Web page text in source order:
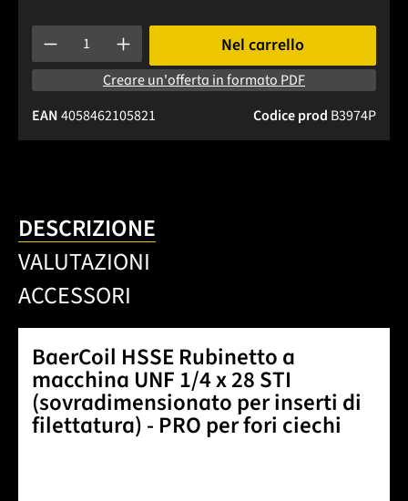
Quantità del prodotto: inserisci la quantità desiderata o
Nel carrello
Creare un'offerta in formato PDF
Codice prod B3974P
EAN4058462105821
DESCRIZIONE
VALUTAZIONI
ACCESSORI
BaerCoil HSSE Rubinetto a
macchina UNF 1/4 x 28 STI
(sovradimensionato per inserti di
filettatura) - PRO per fori ciechi